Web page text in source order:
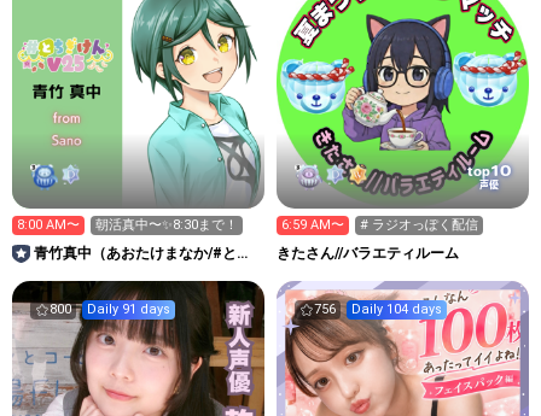
8:00 AM〜 朝活真中〜✨8:30まで！
青竹真中（あおたけまなか/#とち
top10
声優
6:59 AM〜 # ラジオっぽく配信
きたさん//バラエティルーム
800 Daily 91 days 756 Daily 104 days